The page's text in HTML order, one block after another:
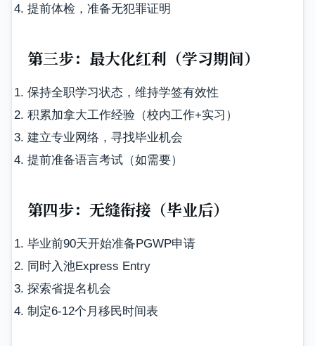
提前体检，准备无犯罪证明
第三步：最大化红利（学习期间）
保持全职学习状态，维持学签有效性
积累加拿大工作经验（校内工作+实习）
建立专业网络，寻找毕业机会
提前准备语言考试（如需要）
第四步：无缝衔接（毕业后）
毕业前90天开始准备PGWP申请
同时入池Express Entry
探索省提名机会
制定6-12个月移民时间表